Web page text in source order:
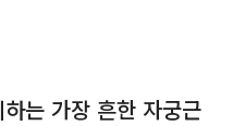
는 가장 흔한 자궁근